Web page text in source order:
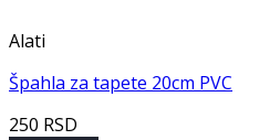
Alati
Špahla za tapete 20cm PVC
250 RSD